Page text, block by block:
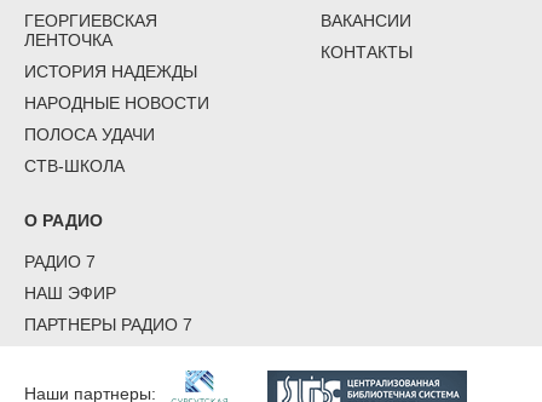
ГЕОРГИЕВСКАЯ
ЛЕНТОЧКА
ИСТОРИЯ НАДЕЖДЫ
НАРОДНЫЕ НОВОСТИ
ПОЛОСА УДАЧИ
СТВ-ШКОЛА
ВАКАНСИИ
КОНТАКТЫ
О РАДИО
РАДИО 7
НАШ ЭФИР
ПАРТНЕРЫ РАДИО 7
Наши партнеры: